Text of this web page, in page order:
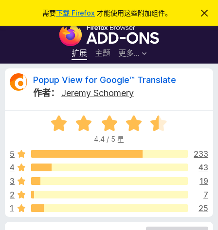
需要下载 Firefox 才能使用这些附加组件。
忽
此
F
r
e
x
览
器
附
加
件
扩展 主题 更多…
登录
P
u
p
V
Popup View for Google™ Translate
作者：
Jeremy Schomery
评
分
.
/
4.4 / 5 星
5
233
4
43
3
19
2
7
1
25